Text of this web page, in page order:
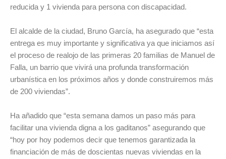
reducida y 1 vivienda para persona con discapacidad.
El alcalde de la ciudad, Bruno García, ha asegurado que “esta
entrega es muy importante y significativa ya que iniciamos así
el proceso de realojo de las primeras 20 familias de Manuel de
Falla, un barrio que vivirá una profunda transformación
urbanística en los próximos años y donde construiremos más
de 200 viviendas”.
Ha añadido que “esta semana damos un paso más para
facilitar una vivienda digna a los gaditanos” asegurando que
“hoy por hoy podemos decir que tenemos garantizada la
financiación de más de doscientas nuevas viviendas en la